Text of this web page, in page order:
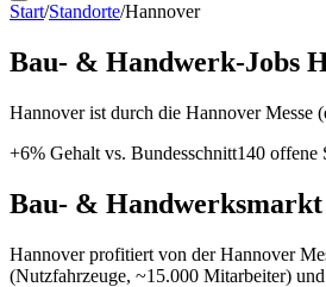
Start/Standorte/Hannover
Bau- & Handwerk-Jobs
Hannover ist durch die Hannover Messe
+6% Gehalt vs. Bundesschnitt140 offene
Bau- & Handwerksmarkt
Hannover profitiert von der Hannover
(Nutzfahrzeuge, ~15.000 Mitarbeiter)